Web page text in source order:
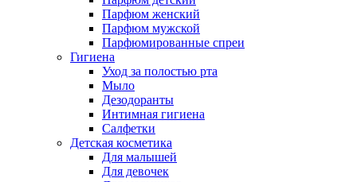
Парфюм женский
Парфюм мужской
Парфюмированные спреи
Гигиена
Уход за полостью рта
Мыло
Дезодоранты
Интимная гигиена
Салфетки
Детская косметика
Для малышей
Для девочек